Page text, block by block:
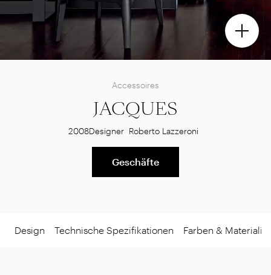
Accessoires
JACQUES
2008Designer Roberto Lazzeroni
Geschäfte
Design Technische Spezifikationen Farben &